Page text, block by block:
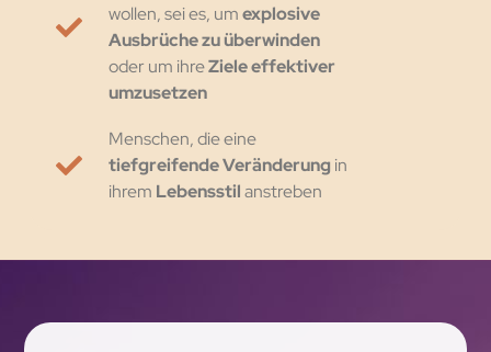
wollen, sei es, umexplosive
Ausbrüche zu überwinden
oder um ihreZiele effektiver
umzusetzen
Menschen, die eine
tiefgreifende Veränderung in
ihrem Lebensstilanstreben